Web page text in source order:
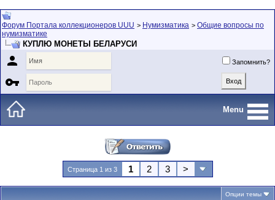
Форум Портала коллекционеров UUU > Нумизматика > Общие вопросы по
нумизматике
КУПЛЮ МОНЕТЫ БЕЛАРУСИ
 Запомнить?

Menu
Страница 1 из 3 1 2 3 >
Опции темы